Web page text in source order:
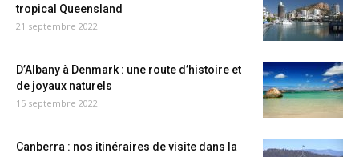
tropical Queensland
21 septembre 2022
D’Albany à Denmark : une route d’histoire et
de joyaux naturels
15 septembre 2022
Canberra : nos itinéraires de visite dans la